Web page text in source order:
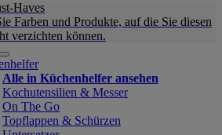
Haves
Farben und Produkte, auf die Sie diesen
verzichten können.
Alle in Küchenhelfer ansehen
Kochutensilien & Messer
On The Go
Topflappen & Schürzen